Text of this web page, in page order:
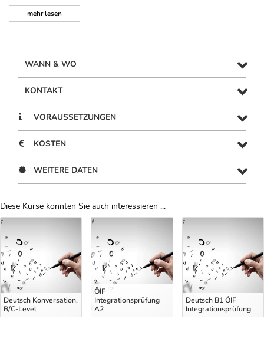
mehrlesen
WANN & WO
KONTAKT
VORAUSSETZUNGEN
KOSTEN
WEITERE DATEN
Diese Kurse könnten Sie auch interessieren ...
Uber Weiterbildungsvorschläge
Deutsch Konversation,
B/C-Level
ÖIF
Integrationsprüfung
A2
Deutsch B1 ÖIF
Integrationsprüfung